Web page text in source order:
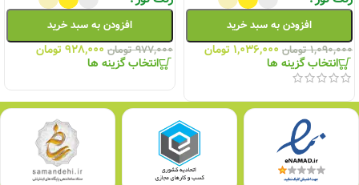
افزودن به سبد خرید
۱,۰۹۰,۰۰۰ تومان ۱,۰۳۶,۰۰۰ تومان
انتخاب گزینه ها
افزودن به سبد خرید
۹۷۷,۰۰۰ تومان ۹۲۸,۰۰۰تومان
انتخاب گزینه ها